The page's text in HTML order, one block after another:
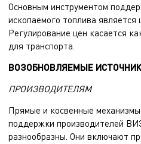
Основным инструментом
ископаемого топлива является
Регулирование цен касается
для транспорта.
ВОЗОБНОВЛЯЕМЫЕ
ПРОИЗВОДИТЕЛЯМ
Прямые и косвенные механизмы
поддержки производителей
разнообразны. Они включают